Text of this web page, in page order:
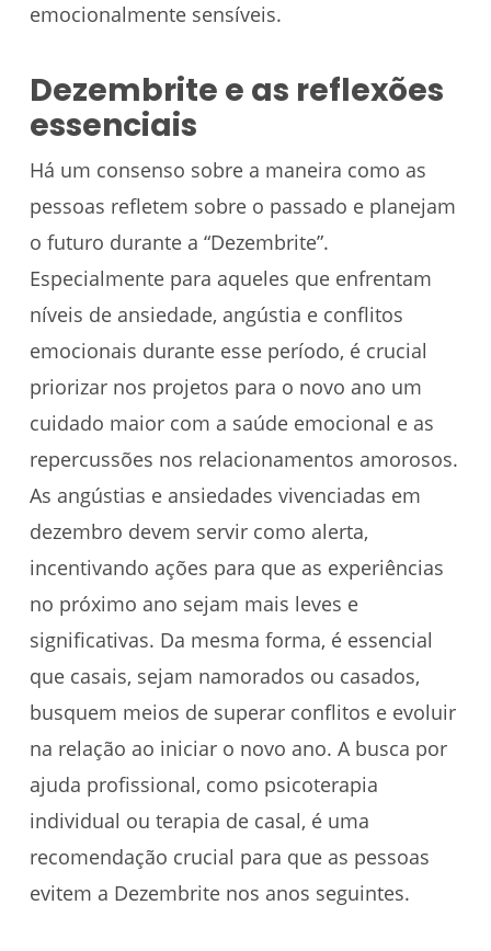
emocionalmente sensíveis.
Dezembrite e as reflexões
essenciais
Há um consenso sobre a maneira como as
pessoas refletem sobre o passado e planejam
o futuro durante a “Dezembrite”.
Especialmente para aqueles que enfrentam
níveis de ansiedade, angústia e conflitos
emocionais durante esse período, é crucial
priorizar nos projetos para o novo ano um
cuidado maior com a saúde emocional e as
repercussões nos relacionamentos amorosos.
As angústias e ansiedades vivenciadas em
dezembro devem servir como alerta,
incentivando ações para que as experiências
no próximo ano sejam mais leves e
significativas. Da mesma forma, é essencial
que casais, sejam namorados ou casados,
busquem meios de superar conflitos e evoluir
na relação ao iniciar o novo ano. A busca por
ajuda profissional, como psicoterapia
individual ou terapia de casal, é uma
recomendação crucial para que as pessoas
evitem a Dezembrite nos anos seguintes.